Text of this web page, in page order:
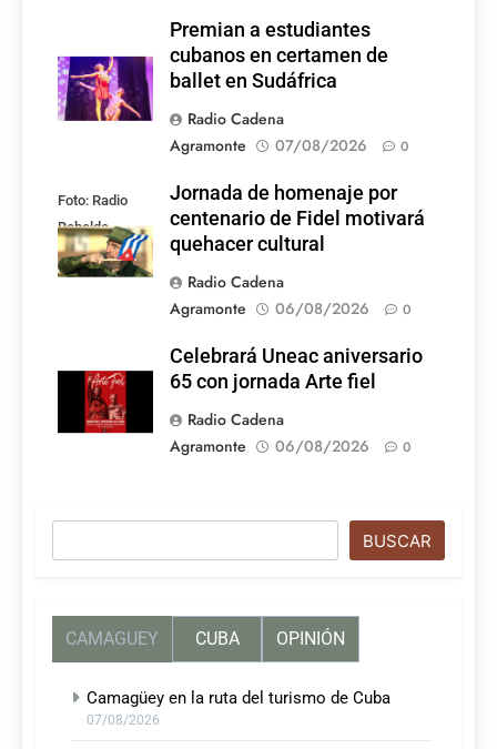
Premian a estudiantes
cubanos en certamen de
ballet en Sudáfrica
Radio Cadena
Agramonte
07/08/2026 0
Foto: Radio
Rebelde
Jornada de homenaje por
centenario de Fidel motivará
quehacer cultural
Radio Cadena
Agramonte
06/08/2026 0
Celebrará Uneac aniversario
65 con jornada Arte fiel
Radio Cadena
Agramonte
06/08/2026 0
BUSCAR
CAMAGUEY CUBA OPINIÓN
Camagüey en la ruta del turismo de Cuba
07/08/2026